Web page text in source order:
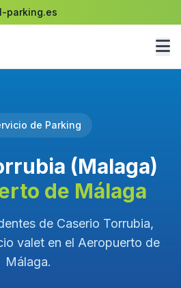
parking.es
de Parking
(Malaga)
de Málaga
de Caserio Torrubia,
valet en el Aeropuerto de
Málaga.